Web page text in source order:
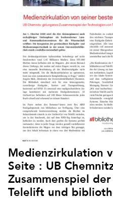
Medienzirkulation
Seite : UB
Zusammenspiel
Telelift und